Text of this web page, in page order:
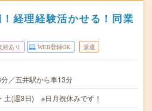
経理経験活かせる！同業
給あり WEB登録OK 派遣
／五井駅から車13分
土(週3日) ※日月祝休みです！